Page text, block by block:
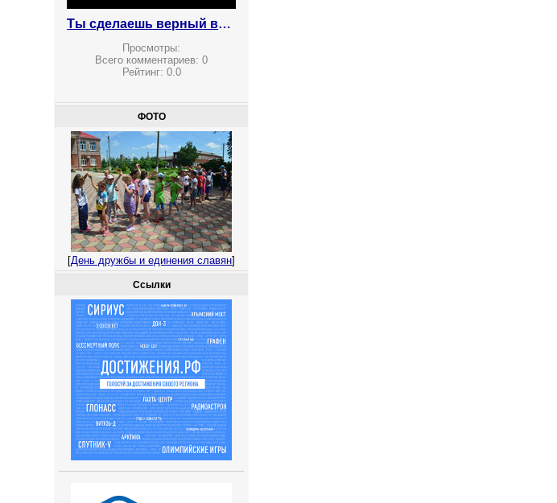
Ты сделаешь верный выбор! Против наркотиков
Просмотры:
Всего комментариев:0
Рейтинг: 0.0
ФОТО
[День дружбы и единения славян]
Ссылки